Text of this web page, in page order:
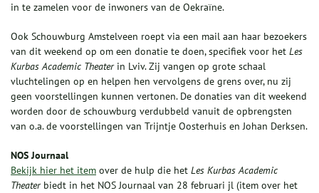
in te zamelen voor de inwoners van de Oekraïne.
Ook Schouwburg Amstelveen roept via een mail aan haar bezoekers
van dit weekend op om een donatie te doen, specifiek voor het Les
Kurbas Academic Theaterin Lviv. Zij vangen op grote schaal
vluchtelingen op en helpen hen vervolgens de grens over, nu zij
geen voorstellingen kunnen vertonen. De donaties van dit weekend
worden door de schouwburg verdubbeld vanuit de opbrengsten
van o.a. de voorstellingen van Trijntje Oosterhuis en Johan Derksen.
NOS Journaal
Bekijk hier het item over de hulp die het Les Kurbas Academic
Theater biedt in het NOS Journaal van 28 februari jl (item over het